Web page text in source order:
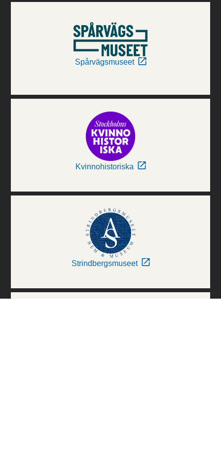
Spårvägsmuseet
Kvinnohistoriska
Strindbergsmuseet